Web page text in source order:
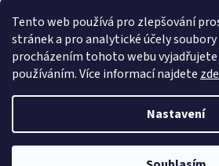
Tento web používá pro zlepšování
stránek a pro analytické účely
procházením tohoto webu vyjadřujete
používáním. Více informacínajdete zde
Nastavení
Sledovat na Instagramu
Copyright 2026Pletanky.